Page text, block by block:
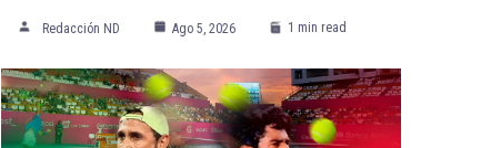
Redacción ND Ago 5, 2026 1 min read